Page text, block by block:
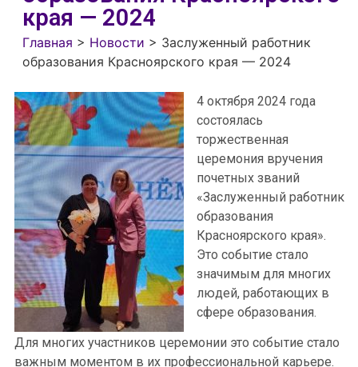
края — 2024
Главная > Новости > Заслуженный работник
образования Красноярского края — 2024
4 октября 2024 года
состоялась
торжественная
церемония вручения
почетных званий
«Заслуженный работник
образования
Красноярского края».
Это событие стало
значимым для многих
людей, работающих в
сфере образования.
Для многих участников церемонии это событие стало
важным моментом в их профессиональной карьере.